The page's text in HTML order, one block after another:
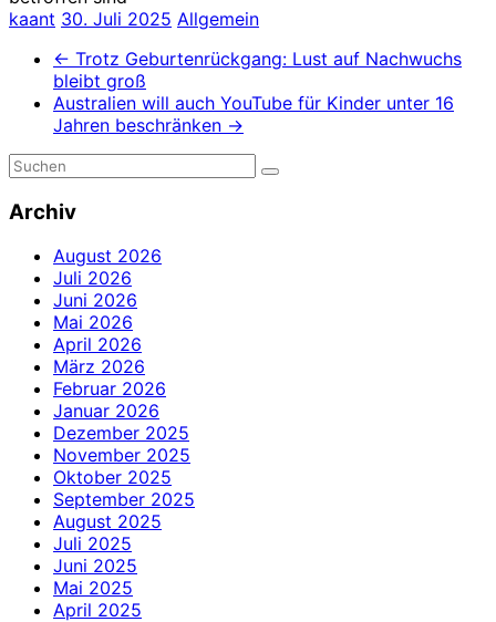
kaant 30. Juli 2025 Allgemein
← Trotz Geburtenrückgang: Lust auf Nachwuchs
bleibt groß
Australien will auch YouTube für Kinder unter 16
Jahren beschränken →
Archiv
August 2026
Juli 2026
Juni 2026
Mai 2026
April 2026
März 2026
Februar 2026
Januar 2026
Dezember 2025
November 2025
Oktober 2025
September 2025
August 2025
Juli 2025
Juni 2025
Mai 2025
April 2025